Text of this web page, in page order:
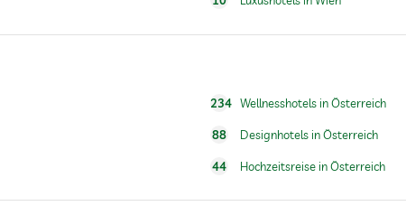
234 Wellnesshotels in Österreich
88 Designhotels in Österreich
44 Hochzeitsreise in Österreich